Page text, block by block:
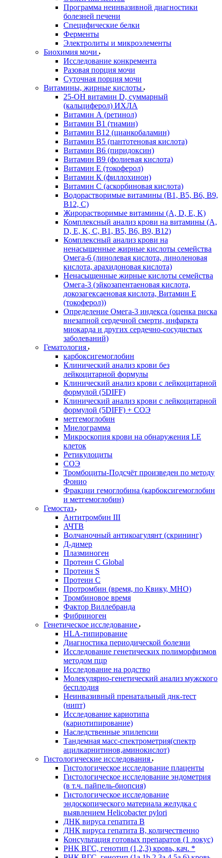
Программа неинвазивной диагностики
болезней печени
Специфические белки
Ферменты
Электролиты и микроэлементы
Биохимия мочи
Исследование конкремента
Разовая порция мочи
Суточная порция мочи
Витамины, жирные кислоты
25-OH витамин D, суммарный
(кальциферол) ИХЛА
Витамин А (ретинол)
Витамин В1 (тиамин)
Витамин В12 (цианкобаламин)
Витамин В5 (пантотеновая кислота)
Витамин В6 (пиридоксин)
Витамин В9 (фолиевая кислота)
Витамин Е (токоферол)
Витамин К (филлохинон)
Витамин С (аскорбиновая кислота)
Водорастворимые витамины (B1, B5, B6, В9,
В12, С)
Жирорастворимые витамины (A, D, E, K)
Комплексный анализ крови на витамины (A,
D, E, K, C, B1, B5, B6, В9, B12)
Комплексный анализ крови на
ненасыщенные жирные кислоты семейства
Омега-6 (линолевая кислота, линоленовая
кислота, арахидоновая кислота)
Ненасыщенные жирные кислоты семейства
Омега-3 (эйкозапентаеновая кислота,
докозагексаеновая кислота, Витамин E
(токоферол))
Определение Омега-3 индекса (оценка риска
внезапной сердечной смерти, инфаркта
миокарда и других сердечно-сосудистых
заболеваний)
Гематология
карбоксигемоглобин
Клинический анализ крови без
лейкоцитарной формулы
Клинический анализ крови с лейкоцитарной
формулой (5DIFF)
Клинический анализ крови с лейкоцитарной
формулой (5DIFF) + СОЭ
метгемоглобин
Миелограмма
Микроскопия крови на обнаружения LE
клеток
Ретикулоциты
СОЭ
Тромбоциты-Подсчёт произведен по методу
Фонио
Фракции гемоглобина (карбоксигемоглобин
и метгемоглобин)
Гемостаз
Антитромбин III
АЧТВ
Волчаночный антикоагулянт (скрининг)
Д-димер
Плазминоген
Протеин C Global
Протеин S
Протеин С
Протромбин (время, по Квику, МНО)
Тромбиновое время
Фактор Виллебранда
Фибриноген
Генетическое исследование
HLA-типирование
Диагностика периодической болезни
Исследование генетических полиморфизмов
методом пцр
Исследование на родство
Молекулярно-генетический анализ мужского
бесплодия
Неинвазивный пренатальный днк-тест
(нипт)
Исследование кариотипа
(кариотипирование)
Наследственные эпилепсии
Тандемная масс-спектрометрия(спектр
ацилкарнитинов,аминокислот)
Гистологические исследования
Гистологическое исследование плаценты
Гистологическое исследование эндометрия
(в т.ч. пайпель-биопсия)
Гистологическое исследование
эндоскопического материала желудка с
выявлением Helicobacter pylori
ДНК вируса гепатита B
ДНК вируса гепатита B, количественно
Консультация готовых препаратов (1 локус)
РНК ВГC, генотип (1,2,3) кровь, кач. *